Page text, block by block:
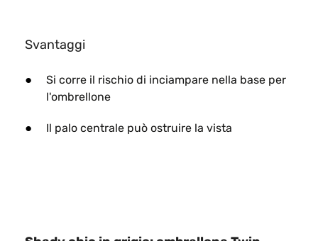
Svantaggi
Si corre il rischio di inciampare nella base per
l'ombrellone​
Il palo centrale può ostruire la vista​